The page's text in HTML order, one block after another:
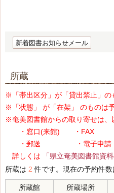
新着図書お知らせメール
所蔵
※「帯出区分」が「貸出禁止」の
※「状態」 が「在架」 のものは
※奄美図書館からの取り寄せは、
・窓口(来館) ・FAX
・郵送 ・電子申請
詳しくは
「県立奄美図書館資
所蔵は 2 件です。現在の予約件数
所蔵館 所蔵場所